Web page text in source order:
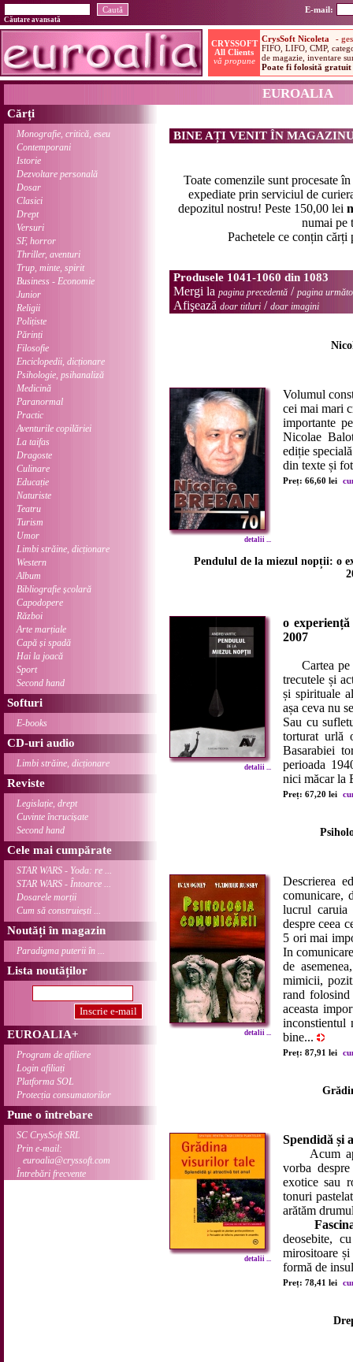
E-mail:
Căutare avansată
EUROALIA
Cărți
Monografie, critică, eseu
Contemporani
Istorie
Dezvoltare personală
Dosar
Clasici
Drept
Versuri
SF, horror
Thriller, aventuri
Trup, minte, spirit
Business - Economie
Junior
Religii
Polițiste
Părinți
Filosofie
Enciclopedii, dicționare
Psihologie, psihanaliză
Medicină
Paranormal
Practic
Aventurile copilăriei
La taifas
Dragoste
Culinare
Educație
Naturiste
Teatru
Turism
Umor
Limbi străine, dicționare
Western
Album
Bibliografie școlară
Capodopere
Război
Arte marțiale
Capă și spadă
Hai la joacă
Sport
Second hand
Softuri
E-books
CD-uri audio
Limbi străine, dicționare
Reviste
Legislație, drept
Cuvinte încrucișate
Second hand
Cele mai cumpărate
STAR WARS - Yoda: re ...
STAR WARS - Întoarce ...
Dosarele morții
Cum să construiești ...
Noutăți în magazin
Paradigma puterii în ...
Lista noutăților
EUROALIA+
Program de afiliere
Login afiliați
Platforma SOL
Protecția consumatorilor
Pune o întrebare
SC CrysSoft SRL
Prin e-mail:
euroalia@cryssoft.com
Întrebări frecvente
BINE AȚI VENIT ÎN
Toate comenzile sunt procesate în
expediate prin serviciul de
depozitul nostru! Peste 150,00 lei
numai pe
Pachetele ce conțin cărți
Produsele 1041-1060 din 1083
Mergi la pagina precedentă / pagina
Afişează doar titluri / doar imagini
detalii ...
Volumul
cei mai mari
importante
Nicolae
ediție
din texte și
Preț: 66,60 lei
Pendulul de la miezul nopții: o
detalii ...
o
2007
Cartea pe
trecutele și
și spirituale
așa ceva nu
Sau cu
torturat urlă
Basarabiei
perioada
nici măcar la
Preț: 67,20 lei
detalii ...
Descrierea
comunicare,
lucrul
despre ceea
5 ori mai
In
de
mimicii,
rand
aceasta
inconstientul
bine...
Preț: 87,91 lei
detalii ...
Spendidă și
Acum
vorba
exotice sau
tonuri
arătăm
deosebite,
mirositoare
formă de
Preț: 78,41 lei